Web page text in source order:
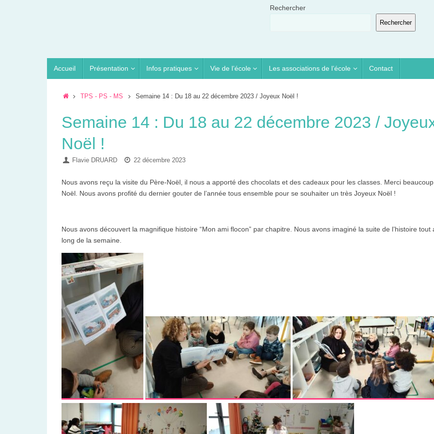
Rechercher
Rechercher
au
Accueil Présentation Infos pratiques Vie de l’école Les associations de l’école Contact
AccueilTPS - PS - MS Semaine 14 : Du 18 au 22 décembre 2023 / Joyeux Noël !
Semaine 14 : Du 18 au 22 décembre 2023 /
Noël !
Flavie DRUARD 22 décembre 2023
Nous avons reçu la visite du Père-Noël, il nous a apporté des chocolats et des cadeaux pour les classes. Merci
Noël. Nous avons profité du dernier gouter de l’année tous ensemble pour se souhaiter un très Joyeux Noël !
Nous avons découvert la magnifique histoire “Mon ami flocon” par chapitre. Nous avons imaginé la suite de l’histoire tout
long de la semaine.